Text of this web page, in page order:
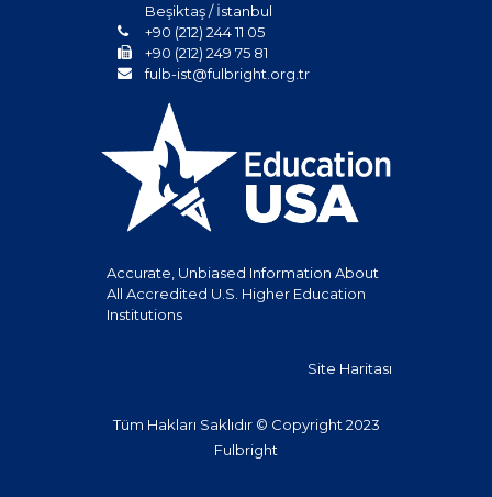
Beşiktaş / İstanbul
+90 (212) 244 11 05
+90 (212) 249 75 81
fulb-ist@fulbright.org.tr
Accurate, Unbiased Information About
All Accredited U.S. Higher Education
Institutions
Site Haritası
Tüm Hakları Saklıdır © Copyright 2023
Fulbright